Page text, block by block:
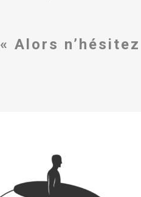
« Alors